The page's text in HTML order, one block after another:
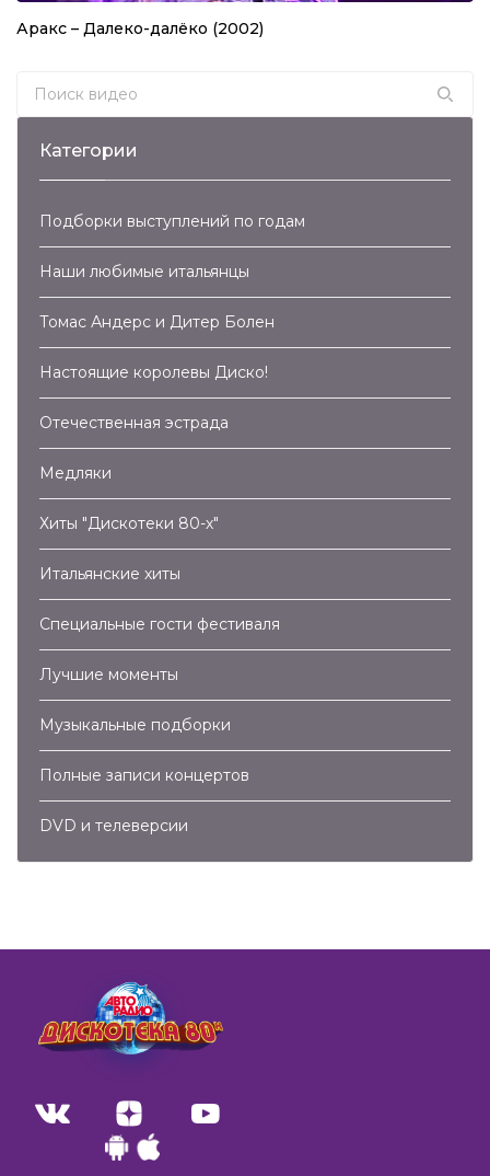
Аракс – Далеко-далёко (2002)
Search for:
Категории
Подборки выступлений по годам
Наши любимые итальянцы
Томас Андерс и Дитер Болен
Настоящие королевы Диско!
Отечественная эстрада
Медляки
Хиты "Дискотеки 80-х"
Итальянские хиты
Специальные гости фестиваля
Лучшие моменты
Музыкальные подборки
Полные записи концертов
DVD и телеверсии